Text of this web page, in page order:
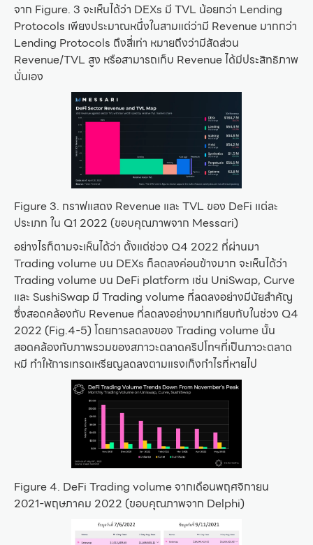
จาก Figure. 3 จะเห็นได้ว่า DEXs มี TVL น้อยกว่า Lending
Protocols เพียงประมาณหนึ่งในสามแต่ว่ามี Revenue มากกว่า
Lending Protocols ถึงสี่เท่า หมายถึงว่ามีสัดส่วน
Revenue/TVL สูง หรือสามารถเก็บ Revenue ได้มีประสิทธิภาพ
นั่นเอง
Figure 3. กราฟแสดง Revenue และ TVL ของ DeFi แต่ละ
ประเภท ใน Q1 2022 (ขอบคุณภาพจาก Messari)
อย่างไรก็ตามจะเห็นได้ว่า ตั้งแต่ช่วง Q4 2022 ที่ผ่านมา
Trading volume บน DEXs ก็ลดลงค่อนข้างมาก จะเห็นได้ว่า
Trading volume บน DeFi platform เช่น UniSwap, Curve
และ SushiSwap มี Trading volume ที่ลดลงอย่างมีนัยสำคัญ
ซึ่งสอดคล้องกับ Revenue ที่ลดลงอย่างมากเทียบกับในช่วง Q4
2022 (Fig.4-5) โดยการลดลงของ Trading volume นั้น
สอดคล้องกับภาพรวมของสภาวะตลาดคริปโทฯที่เป็นภาวะตลาด
หมี ทำให้การเทรดเหรียญลดลงตามแรงเก็งกำไรที่หายไป
Figure 4. DeFi Trading volume จากเดือนพฤศจิกายน
2021-พฤษภาคม 2022 (ขอบคุณภาพจาก Delphi)